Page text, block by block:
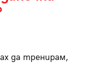
да тренирам,